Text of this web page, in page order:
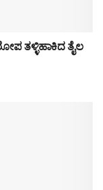
ತಳ್ಳಿಹಾಕಿದ ತೈಲ